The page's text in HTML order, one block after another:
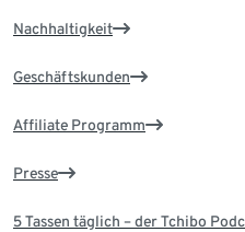
Nachhaltigkeit
Geschäftskunden
Affiliate Programm
Presse
5 Tassen täglich – der Tchibo